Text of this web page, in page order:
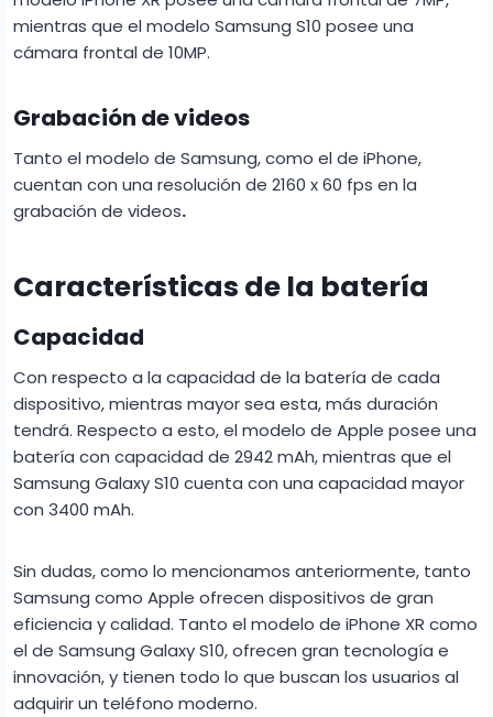
mientras que el modelo Samsung S10 posee una
cámara frontal de 10MP.
Grabación de videos
Tanto el modelo de Samsung, como el de iPhone,
cuentan con una resolución de 2160 x 60 fps en la
grabación de videos.
Características de la batería
Capacidad
Con respecto a la capacidad de la batería de cada
dispositivo, mientras mayor sea esta, más duración
tendrá. Respecto a esto, el modelo de Apple posee una
batería con capacidad de 2942 mAh, mientras que el
Samsung Galaxy S10 cuenta con una capacidad mayor
con 3400 mAh.
Sin dudas, como lo mencionamos anteriormente, tanto
Samsung como Apple ofrecen dispositivos de gran
eficiencia y calidad. Tanto el modelo de iPhone XR como
el de Samsung Galaxy S10, ofrecen gran tecnología e
innovación, y tienen todo lo que buscan los usuarios al
adquirir un teléfono moderno.